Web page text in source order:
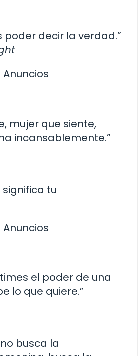
poder decir la verdad.”
Anuncios
mujer que siente,
incansablemente.”
significa tu
Anuncios
el poder de una
lo que quiere.”
busca la